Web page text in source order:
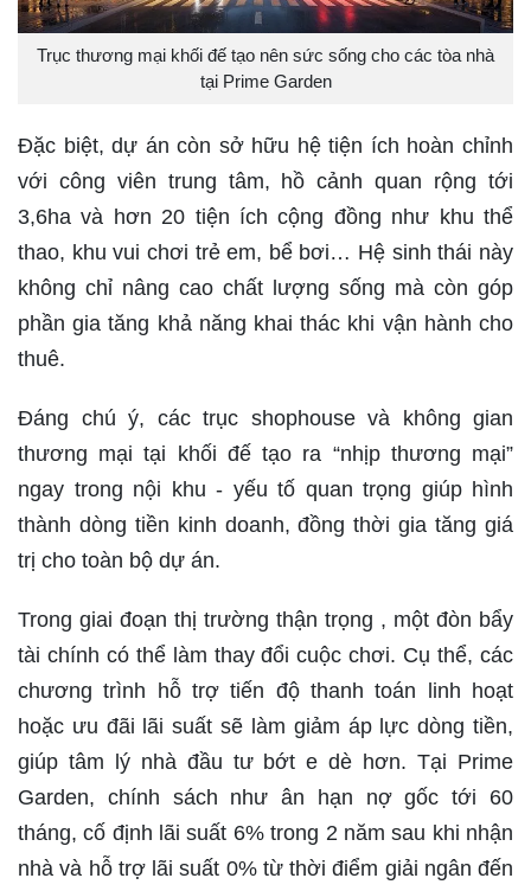
Trục thương mại khối đế tạo nên sức sống cho các tòa nhà
tại Prime Garden
Đặc biệt, dự án còn sở hữu hệ tiện ích hoàn chỉnh
với công viên trung tâm, hồ cảnh quan rộng tới
3,6ha và hơn 20 tiện ích cộng đồng như khu thể
thao, khu vui chơi trẻ em, bể bơi… Hệ sinh thái này
không chỉ nâng cao chất lượng sống mà còn góp
phần gia tăng khả năng khai thác khi vận hành cho
thuê.
Đáng chú ý, các trục shophouse và không gian
thương mại tại khối đế tạo ra “nhịp thương mại”
ngay trong nội khu - yếu tố quan trọng giúp hình
thành dòng tiền kinh doanh, đồng thời gia tăng giá
trị cho toàn bộ dự án.
Trong giai đoạn thị trường thận trọng , một đòn bẩy
tài chính có thể làm thay đổi cuộc chơi. Cụ thể, các
chương trình hỗ trợ tiến độ thanh toán linh hoạt
hoặc ưu đãi lãi suất sẽ làm giảm áp lực dòng tiền,
giúp tâm lý nhà đầu tư bớt e dè hơn. Tại Prime
Garden, chính sách như ân hạn nợ gốc tới 60
tháng, cố định lãi suất 6% trong 2 năm sau khi nhận
nhà và hỗ trợ lãi suất 0% từ thời điểm giải ngân đến